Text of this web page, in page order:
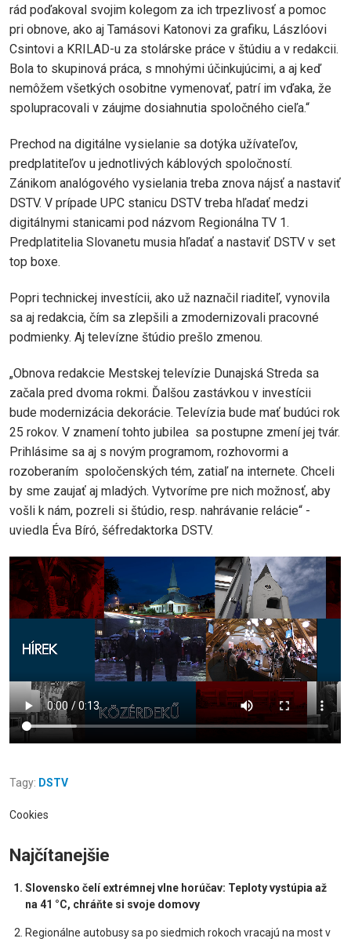
rád poďakoval svojim kolegom za ich trpezlivosť a pomoc
pri obnove, ako aj Tamásovi Katonovi za grafiku, Lászlóovi
Csintovi a KRILAD-u za stolárske práce v štúdiu a v redakcii.
Bola to skupinová práca, s mnohými účinkujúcimi, a aj keď
nemôžem všetkých osobitne vymenovať, patrí im vďaka, že
spolupracovali v záujme dosiahnutia spoločného cieľa.“
Prechod na digitálne vysielanie sa dotýka užívateľov,
predplatiteľov u jednotlivých káblových spoločností.
Zánikom analógového vysielania treba znova nájsť a nastaviť
DSTV. V prípade UPC stanicu DSTV treba hľadať medzi
digitálnymi stanicami pod názvom Regionálna TV 1.
Predplatitelia Slovanetu musia hľadať a nastaviť DSTV v set
top boxe.
Popri technickej investícii, ako už naznačil riaditeľ, vynovila
sa aj redakcia, čím sa zlepšili a zmodernizovali pracovné
podmienky. Aj televízne štúdio prešlo zmenou.
„Obnova redakcie Mestskej televízie Dunajská Streda sa
začala pred dvoma rokmi. Ďalšou zastávkou v investícii
bude modernizácia dekorácie. Televízia bude mať budúci rok
25 rokov. V znamení tohto jubilea sa postupne zmení jej tvár.
Prihlásime sa aj s novým programom, rozhovormi a
rozoberaním spoločenských tém, zatiaľ na internete. Chceli
by sme zaujať aj mladých. Vytvoríme pre nich možnosť, aby
vošli k nám, pozreli si štúdio, resp. nahrávanie relácie“ -
uviedla Éva Bíró, šéfredaktorka DSTV.
Tagy: DSTV
Cookies
Najčítanejšie
Slovensko čelí extrémnej vlne horúčav: Teploty vystúpia až
na 41 °C, chráňte si svoje domovy
Regionálne autobusy sa po siedmich rokoch vracajú na most v